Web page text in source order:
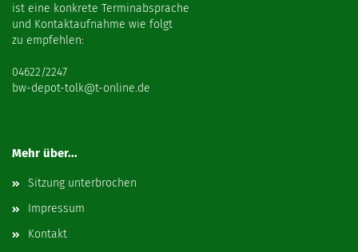
ist eine konkrete Terminabsprache
und Kontaktaufnahme wie folgt
zu empfehlen:
04622/2247
bw-depot-tolk@t-online.de
Mehr über...
Sitzung unterbrochen
Impressum
Kontakt